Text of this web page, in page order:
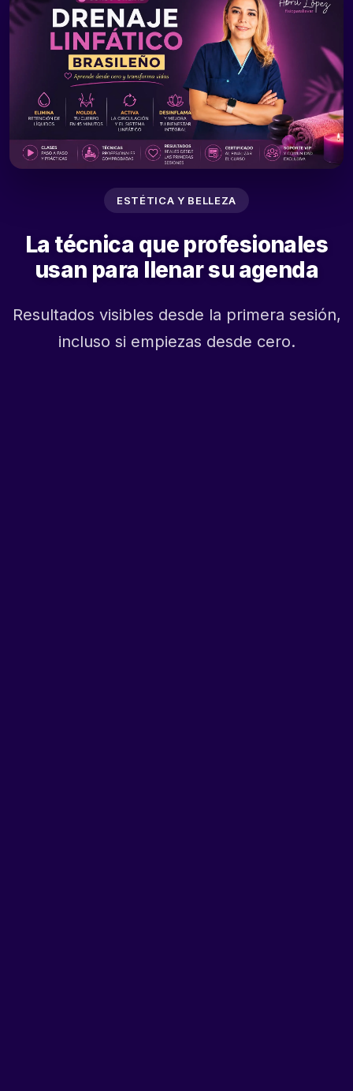
ESTÉTICA Y BELLEZA
La técnica que profesionales
usan para llenar su agenda
Resultados visibles desde la primera sesión,
incluso si empiezas desde cero.